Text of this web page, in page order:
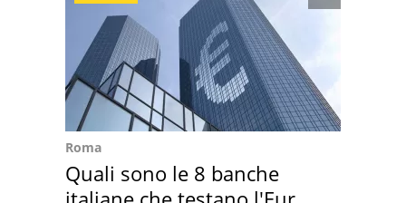
Roma
Quali sono le 8 banche